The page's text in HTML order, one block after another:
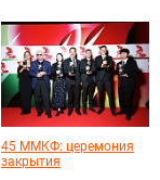
45 ММКФ: церемония
закрытия